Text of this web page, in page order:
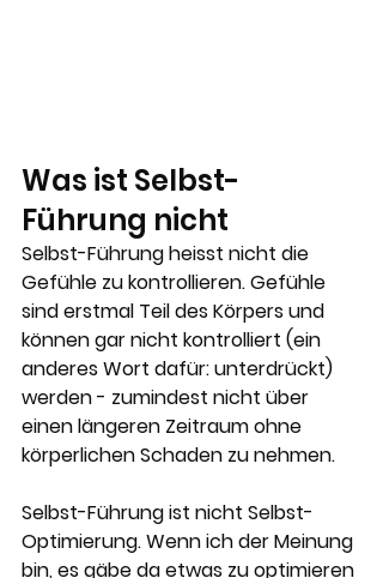
Was ist Selbst-
Führung nicht
Selbst-Führung heisst nicht die
Gefühle zu kontrollieren. Gefühle
sind erstmal Teil des Körpers und
können gar nicht kontrolliert (ein
anderes Wort dafür: unterdrückt)
werden - zumindest nicht über
einen längeren Zeitraum ohne
körperlichen Schaden zu nehmen.
Selbst-Führung ist nicht Selbst-
Optimierung. Wenn ich der Meinung
bin, es gäbe da etwas zu optimieren